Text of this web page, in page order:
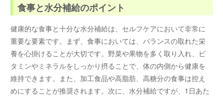
食事と水分補給のポイント
健康的な食事と十分な水分補給は、セルフケアにおいて非常に
重要な要素です。まず、食事においては、バランスの取れた栄
養を心掛けることが大切です。野菜や果物を多く取り入れ、ビ
タミンやミネラルをしっかり摂ることで、体の内側から健康を
維持できます。また、加工食品や高脂肪、高糖分の食事は控え
めにすることが推奨されます。次に、水分補給ですが、1日あた